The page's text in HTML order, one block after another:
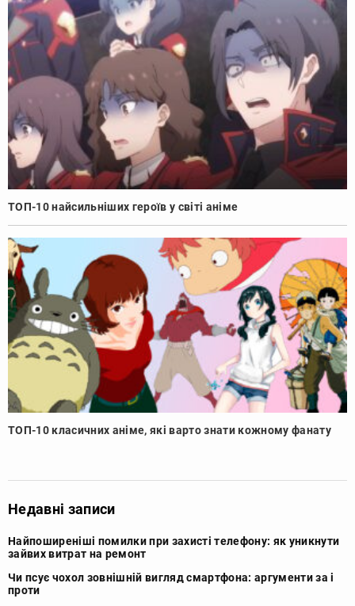
ТОП-10 найсильніших героїв у світі аніме
ТОП-10 класичних аніме, які варто знати кожному фанату
Недавні записи
Найпоширеніші помилки при захисті телефону: як уникнути
зайвих витрат на ремонт
Чи псує чохол зовнішній вигляд смартфона: аргументи за і
проти